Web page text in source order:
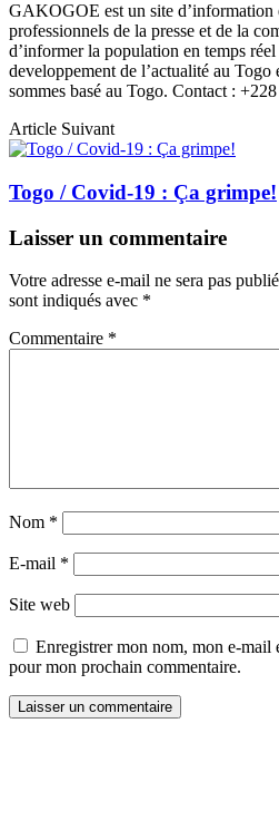
GAKOGOE est un site d’information
professionnels de la presse et de la
d’informer la population en temps
developpement de l’actualité au
sommes basé au Togo. Contact :
Article Suivant
Togo / Covid-19 : Ça grimpe!
Laisser un commentaire
Votre adresse e-mail ne sera pas
sont indiqués avec *
Commentaire *
Nom *
E-mail *
Site web
Enregistrer mon nom, mon e-mail
pour mon prochain commentaire.